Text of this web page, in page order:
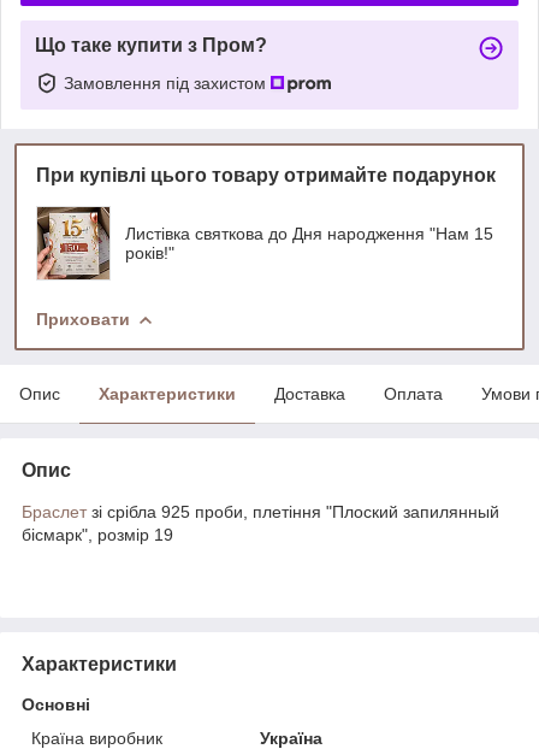
Що таке купити з Пром?
Замовлення під захистом
При купівлі цього товару отримайте подарунок
Листівка святкова до Дня народження "Нам 15
років!"
Приховати
Опис Характеристики Доставка Оплата Умови
Опис
Браслетзі срібла 925 проби, плетіння "Плоский запилянный
бісмарк", розмір 19
Характеристики
Основні
Країна виробник
Україна